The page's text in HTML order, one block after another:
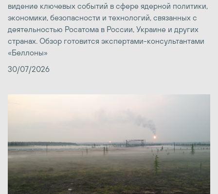
видение ключевых событий в сфере ядерной политики,
экономики, безопасности и технологий, связанных с
деятельностью Росатома в России, Украине и других
странах. Обзор готовится экспертами-консультантами
«Беллоны»
30/07/2026